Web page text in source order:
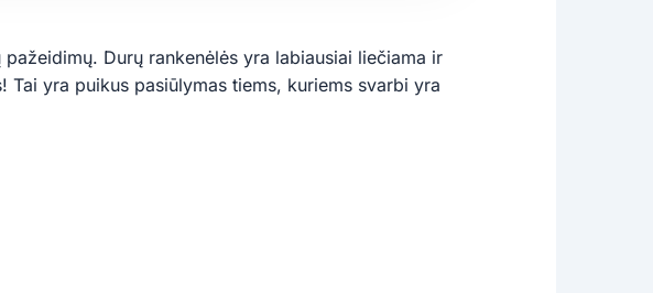
Durų rankenėlės yra labiausiai liečiama ir
yra puikus pasiūlymas tiems, kuriems svarbi yra